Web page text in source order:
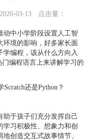
03-13 点击量：
动中小学阶段设置人工智
环境的影响，好多家长面
编程，该从什么方向入
门编程语言上来讲解学习的
助于孩子们充分发挥自己
习积极性、想象力和创
创造交互式故事情节、